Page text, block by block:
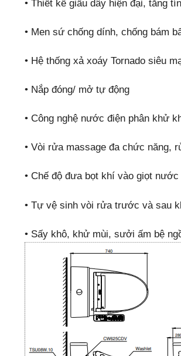
•Thiết kế giấu dây hiện đại, tăng
•Men sứ chống dính, chống bám
•Hệ thống xả xoáy Tornado siêu
•Nắp đóng/ mở tự động
•Công nghệ nước điện phân khử
•Vòi rửa massage đa chức năng,
•Chế độ đưa bọt khí vào giọt nước
•Tự vệ sinh vòi rửa trước và sau
•Sấy khô, khử mùi, sưởi ấm bệ